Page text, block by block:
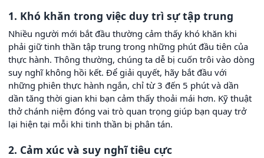
1. Khó khăn trong việc duy trì sự tập trung
Nhiều người mới bắt đầu thường cảm thấy khó khăn khi
phải giữ tinh thần tập trung trong những phút đầu tiên của
thực hành. Thông thường, chúng ta dễ bị cuốn trôi vào dòng
suy nghĩ không hồi kết. Để giải quyết, hãy bắt đầu với
những phiên thực hành ngắn, chỉ từ 3 đến 5 phút và dần
dần tăng thời gian khi bạn cảm thấy thoải mái hơn. Kỹ thuật
thở chánh niệm đóng vai trò quan trọng giúp bạn quay trở
lại hiện tại mỗi khi tinh thần bị phân tán.
2. Cảm xúc và suy nghĩ tiêu cực